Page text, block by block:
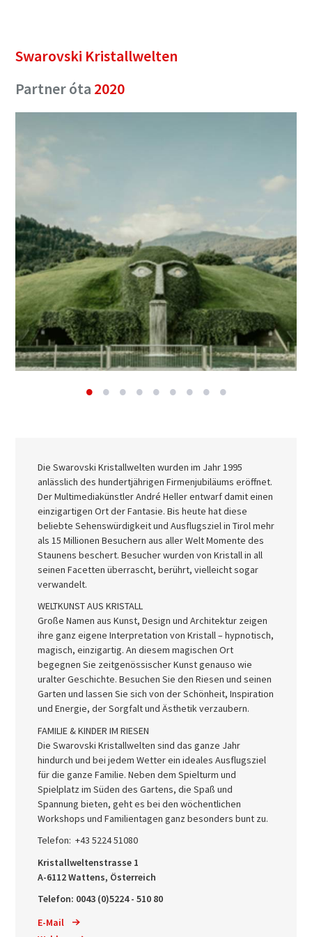
Swarovski Kristallwelten
Partner óta 2020
Die Swarovski Kristallwelten wurden im Jahr 1995
anlässlich des hundertjährigen Firmenjubiläums eröffnet.
Der Multimediakünstler André Heller entwarf damit einen
einzigartigen Ort der Fantasie. Bis heute hat diese
beliebte Sehenswürdigkeit und Ausflugsziel in Tirol mehr
als 15 Millionen Besuchern aus aller Welt Momente des
Staunens beschert. Besucher wurden von Kristall in all
seinen Facetten überrascht, berührt, vielleicht sogar
verwandelt.
WELTKUNST AUS KRISTALL
Große Namen aus Kunst, Design und Architektur zeigen
ihre ganz eigene Interpretation von Kristall – hypnotisch,
magisch, einzigartig. An diesem magischen Ort
begegnen Sie zeitgenössischer Kunst genauso wie
uralter Geschichte. Besuchen Sie den Riesen und seinen
Garten und lassen Sie sich von der Schönheit, Inspiration
und Energie, der Sorgfalt und Ästhetik verzaubern.
FAMILIE & KINDER IM RIESEN
Die Swarovski Kristallwelten sind das ganze Jahr
hindurch und bei jedem Wetter ein ideales Ausflugsziel
für die ganze Familie. Neben dem Spielturm und
Spielplatz im Süden des Gartens, die Spaß und
Spannung bieten, geht es bei den wöchentlichen
Workshops und Familientagen ganz besonders bunt zu.
Telefon: +43 5224 51080
Kristallweltenstrasse 1
A-6112 Wattens, Österreich
Telefon: 0043 (0)5224 - 510 80
E-Mail